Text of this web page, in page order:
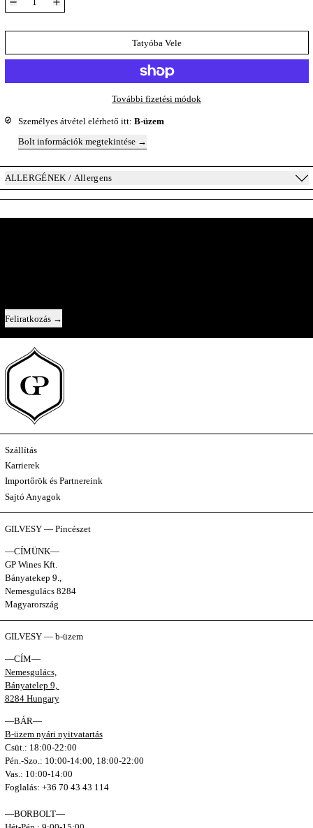
Tatyóba Vele
További fizetési módok
Személyes átvétel elérhető itt: B-üzem
Bolt információk megtekintése
ALLERGÉNEK / Allergens
Feliratkozás
Szállítás
Karrierek
Importőrök és Partnereink
Sajtó Anyagok
GILVESY — Pincészet
—CÍMÜNK—
GP Wines Kft.
Bányatekep 9.,
Nemesgulács 8284
Magyarország
GILVESY — b-üzem
—CÍM—
Nemesgulács,
Bányatelep 9,
8284 Hungary
—BÁR—
B-üzem nyári nyitvatartás
Csüt.: 18:00-22:00
Pén.-Szo.: 10:00-14:00, 18:00-22:00
Vas.: 10:00-14:00
Foglalás: +36 70 43 43 114
—BORBOLT—